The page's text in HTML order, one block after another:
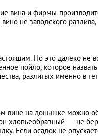
вина и фирмы-
не заводского
Но это далеко не
пойло, которое
разлитых именно в
вине на донышке можно
хлопьеобразный — не
Если осадок не